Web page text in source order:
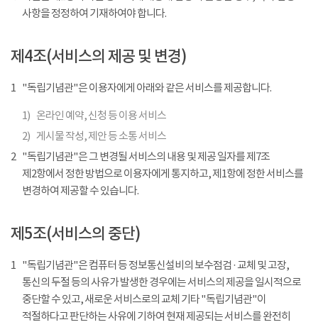
사항을 정정하여 기재하여야 합니다.
제4조(서비스의 제공 및 변경)
1 "독립기념관"은 이용자에게 아래와 같은 서비스를 제공합니다.
1) 온라인 예약, 신청 등 이용 서비스
2) 게시물 작성, 제안 등 소통 서비스
2 "독립기념관"은 그 변경될 서비스의 내용 및 제공 일자를 제7조
제2항에서 정한 방법으로 이용자에게 통지하고, 제1항에 정한 서비스를
변경하여 제공할 수 있습니다.
제5조(서비스의 중단)
1 "독립기념관"은 컴퓨터 등 정보통신설비의 보수점검 · 교체 및 고장,
통신의 두절 등의 사유가 발생한 경우에는 서비스의 제공을 일시적으로
중단할 수 있고, 새로운 서비스로의 교체 기타 "독립기념관"이
적절하다고 판단하는 사유에 기하여 현재 제공되는 서비스를 완전히